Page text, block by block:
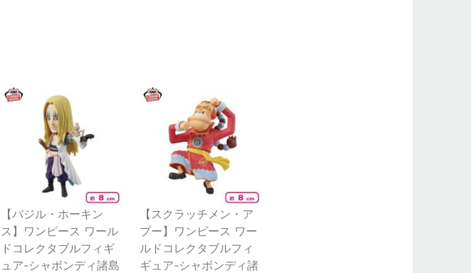
【バジル・ホーキン
ス】ワンピース ワール
ドコレクタブルフィギ
ュア-シャボンディ諸島
【スクラッチメン・ア
プー】ワンピース ワー
ルドコレクタブルフィ
ギュア-シャボンディ諸